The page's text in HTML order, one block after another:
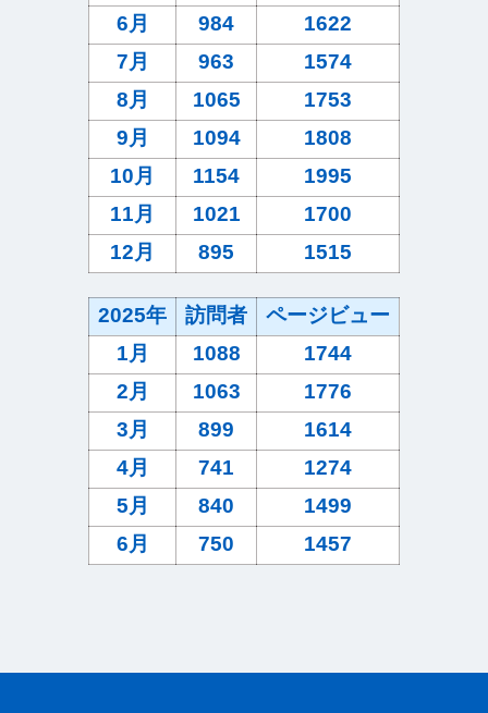
6月
984
1622
7月
963
1574
8月
1065
1753
9月
1094
1808
10月
1154
1995
11月
1021
1700
12月
895 1515
2025年 訪問者
ページビュー
1月
1088
1744
2月
1063
1776
3月
899
1614
4月
741
1274
5月
840
1499
6月
750 1457